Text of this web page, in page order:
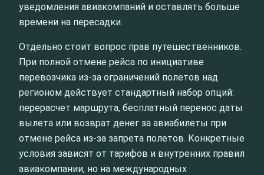
уведомления авиакомпаний и оставлять больше
времени на пересадки.
Отдельно стоит вопрос прав путешественников.
При полной отмене рейса по инициативе
перевозчика из‑за ограничений полетов над
регионом действует стандартный набор опций:
перерасчет маршрута, бесплатный перенос даты
вылета или возврат денег за авиабилеты при
отмене рейса из-за запрета полетов. Конкретные
условия зависят от тарифов и внутренних правил
авиакомпании, но на международных